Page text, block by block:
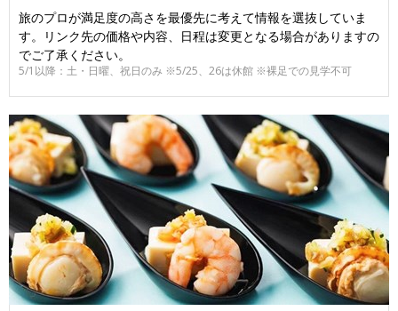
旅のプロが満足度の高さを最優先に考えて情報を選抜していま
す。リンク先の価格や内容、日程は変更となる場合がありますの
でご了承ください。
5/1以降：土・日曜、祝日のみ ※5/25、26は休館 ※裸足での見学不可